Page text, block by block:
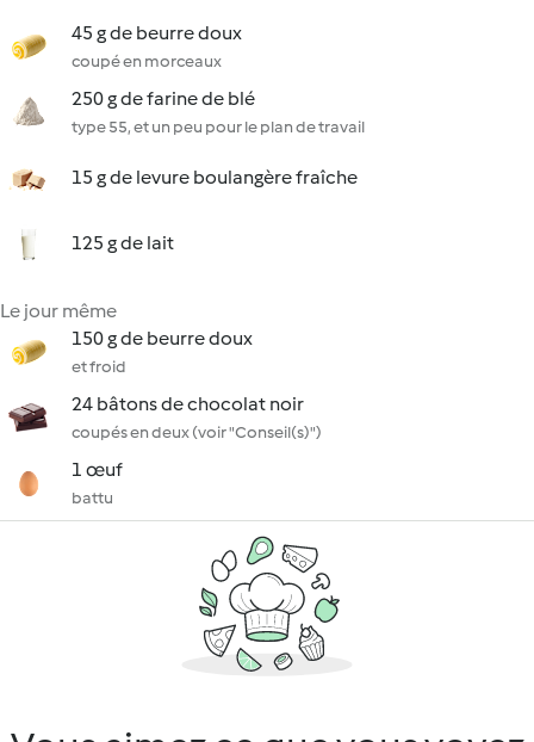
45 g de beurre doux
coupé en morceaux
250 g de farine de blé
type 55, et un peu pour le plan de travail
15 g de levure boulangère fraîche
125 g de lait
Le jour même
150 g de beurre doux
et froid
24 bâtons de chocolat noir
coupés en deux (voir "Conseil(s)")
1 œuf
battu